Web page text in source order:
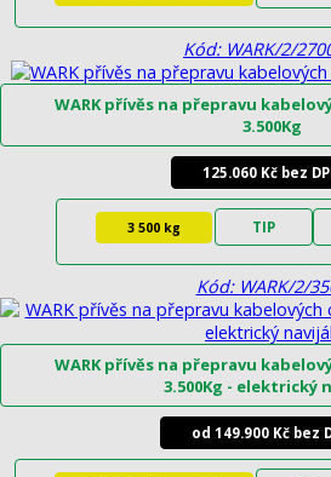
Kód: WARK/2/
WARK přívěs na přepravu
3.500Kg
125.060 Kč bez
3 500 kg TIP
Kód: WARK/2/
WARK přívěs na přepravu
3.500Kg - elektrický
od 149.900 Kč bez